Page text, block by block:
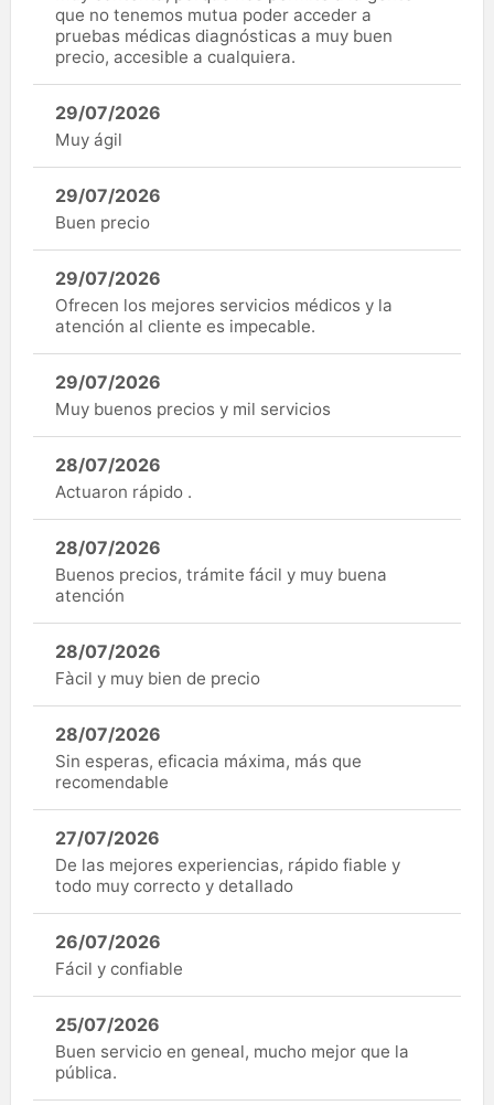
que no tenemos mutua poder acceder a
pruebas médicas diagnósticas a muy buen
precio, accesible a cualquiera.
29/07/2026
Muy ágil
29/07/2026
Buen precio
29/07/2026
Ofrecen los mejores servicios médicos y la
atención al cliente es impecable.
29/07/2026
Muy buenos precios y mil servicios
28/07/2026
Actuaron rápido .
28/07/2026
Buenos precios, trámite fácil y muy buena
atención
28/07/2026
Fàcil y muy bien de precio
28/07/2026
Sin esperas, eficacia máxima, más que
recomendable
27/07/2026
De las mejores experiencias, rápido fiable y
todo muy correcto y detallado
26/07/2026
Fácil y confiable
25/07/2026
Buen servicio en geneal, mucho mejor que la
pública.